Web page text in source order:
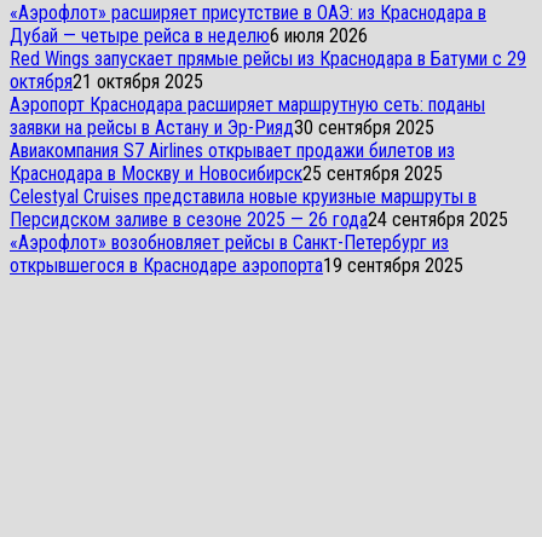
«Аэрофлот» расширяет присутствие в ОАЭ: из Краснодара в
Дубай — четыре рейса в неделю6 июля 2026
Red Wings запускает прямые рейсы из Краснодара в Батуми с 29
октября21 октября 2025
Аэропорт Краснодара расширяет маршрутную сеть: поданы
заявки на рейсы в Астану и Эр-Рияд30 сентября 2025
Авиакомпания S7 Airlines открывает продажи билетов из
Краснодара в Москву и Новосибирск25 сентября 2025
Celestyal Cruises представила новые круизные маршруты в
Персидском заливе в сезоне 2025 — 26 года24 сентября 2025
«Аэрофлот» возобновляет рейсы в Санкт-Петербург из
открывшегося в Краснодаре аэропорта19 сентября 2025